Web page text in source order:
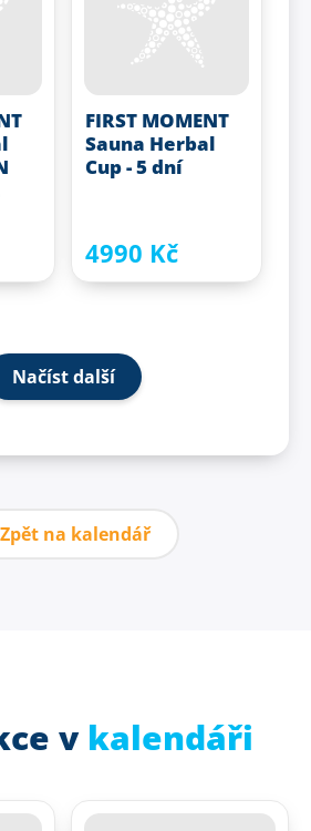
FIRST MOMENT
Sauna Herbal
Cup - 5 dní
4990 Kč
Načíst další
Zpět na kalendář
v kalendáři